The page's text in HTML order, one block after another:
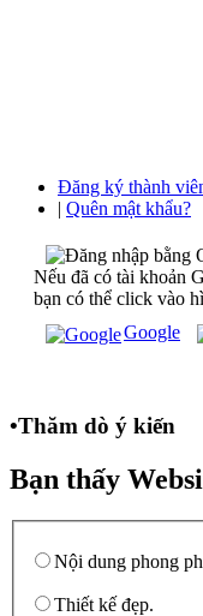
Đăng ký thành
| Quên mật khẩu?
Nếu đã có tài khoản
bạn có thể click vào
Google
•Thăm dò ý kiến
Bạn thấy
Nội dung phong
Thiết kế đẹp.